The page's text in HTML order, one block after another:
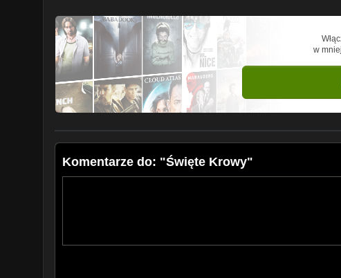
w
Komentarze do: "Święte Krowy"